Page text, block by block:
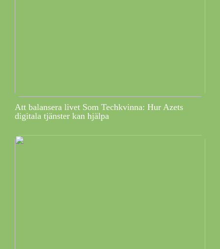
Att balansera livet Som Techkvinna: Hur Azets
digitala tjänster kan hjälpa